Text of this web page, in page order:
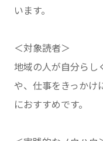
います。
＜対象読者＞
地域の人が自分らし
や、仕事をきっかけ
におすすめです。